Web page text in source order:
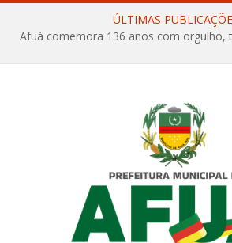
ÚLTIMAS